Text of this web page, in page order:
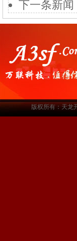
下一条新闻
版权所有：天龙